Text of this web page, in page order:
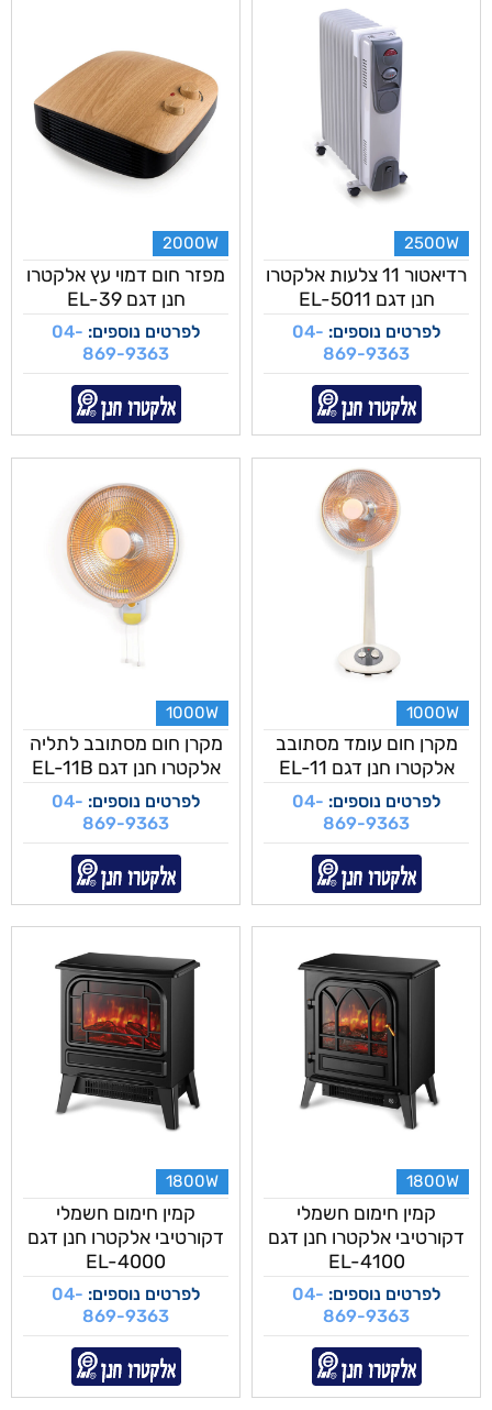
2500W
רדיאטור 11 צלעות אלקטרו
חנן דגם EL-5011
לפרטים נוספים: 04-
869-9363
2000W
מפזר חום דמוי עץ אלקטרו
חנן דגם EL-39
לפרטים נוספים: 04-
869-9363
1000W
מקרן חום עומד מסתובב
אלקטרו חנן דגם EL-11
לפרטים נוספים: 04-
869-9363
1000W
מקרן חום מסתובב לתליה
אלקטרו חנן דגם EL-11B
לפרטים נוספים: 04-
869-9363
1800W
קמין חימום חשמלי
דקורטיבי אלקטרו חנן דגם
EL-4100
לפרטים נוספים: 04-
869-9363
1800W
קמין חימום חשמלי
דקורטיבי אלקטרו חנן דגם
EL-4000
לפרטים נוספים: 04-
869-9363